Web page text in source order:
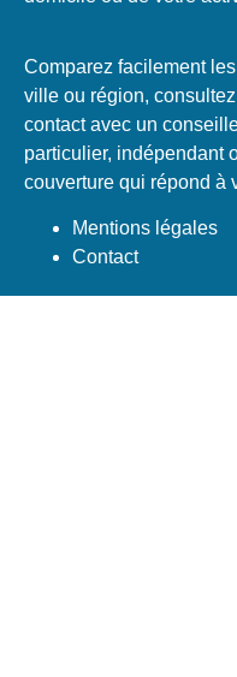
Comparez facilement
ville ou région,
contact avec un
particulier, indépendant
couverture qui répond à
Mentions légales
Contact